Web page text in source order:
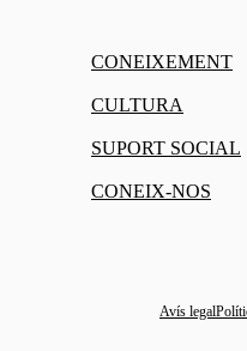
CONEIXEMENT
CULTURA
SUPORT SOCIAL
CONEIX-NOS
Avís legal